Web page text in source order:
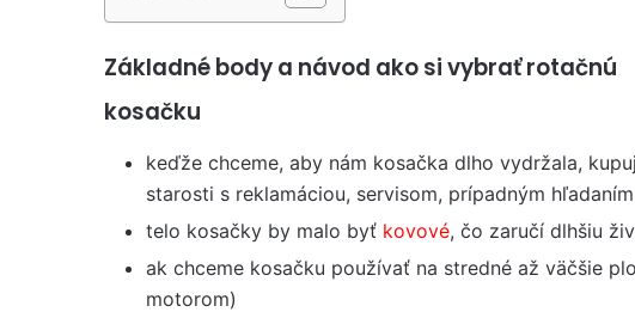
Základné body a návod ako si vybrať rotačnú
kosačku
keďže chceme, aby nám kosačka dlho vydržala,
starosti s reklamáciou, servisom, prípadným
telo kosačky by malo byť kovové, čo zaručí dlhšiu
ak chceme kosačku používať na stredné až väčšie
motorom)